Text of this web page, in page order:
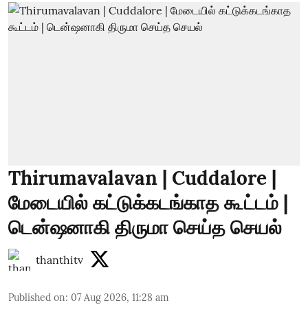
Thirumavalavan | Cuddalore |
மேடையில் கட்டுக்கடங்காத கூட்டம் |
டென்ஷனாகி திருமா செய்த செயல்
thanthitv
Published on: 07 Aug 2026, 11:28 am